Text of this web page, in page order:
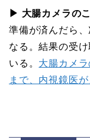
▶ 大腸カメラの
準備が済んだら
なる。結果の受
いる。 大腸カメ
まで、内視鏡医